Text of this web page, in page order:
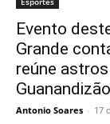
Evento
Grande
reúne
Guanandizão
Antonio Soares - 17